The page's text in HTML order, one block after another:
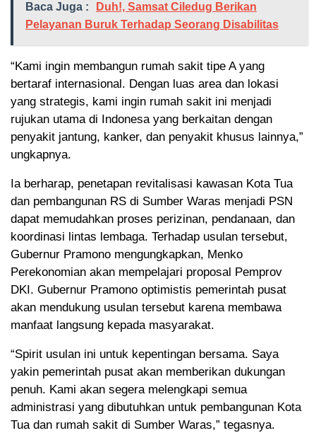
Baca Juga :
Duh!, Samsat Ciledug Berikan
Pelayanan Buruk Terhadap Seorang Disabilitas
“Kami ingin membangun rumah sakit tipe A yang
bertaraf internasional. Dengan luas area dan lokasi
yang strategis, kami ingin rumah sakit ini menjadi
rujukan utama di Indonesa yang berkaitan dengan
penyakit jantung, kanker, dan penyakit khusus lainnya,”
ungkapnya.
Ia berharap, penetapan revitalisasi kawasan Kota Tua
dan pembangunan RS di Sumber Waras menjadi PSN
dapat memudahkan proses perizinan, pendanaan, dan
koordinasi lintas lembaga. Terhadap usulan tersebut,
Gubernur Pramono mengungkapkan, Menko
Perekonomian akan mempelajari proposal Pemprov
DKI. Gubernur Pramono optimistis pemerintah pusat
akan mendukung usulan tersebut karena membawa
manfaat langsung kepada masyarakat.
“Spirit usulan ini untuk kepentingan bersama. Saya
yakin pemerintah pusat akan memberikan dukungan
penuh. Kami akan segera melengkapi semua
administrasi yang dibutuhkan untuk pembangunan Kota
Tua dan rumah sakit di Sumber Waras,” tegasnya.